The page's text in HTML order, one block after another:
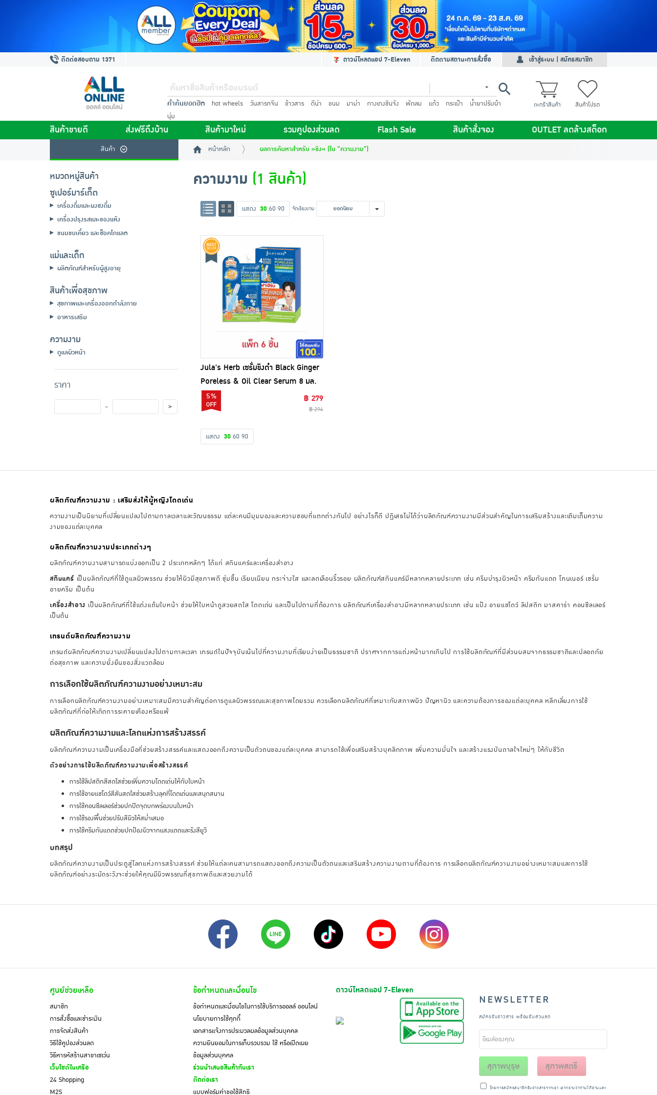
ติดต่อสอบถาม 1371 ดาวน์โหลดแอป 7-Eleven ติดตามสถานะการสั่งซื้อ เข้าสู่ระบบ | สมัครสมาชิก
คำค้นยอดฮิต hot wheels วันสารทจีน ข้าวสาร ดีน่า ขนม มาม่า กางเกงชินจัง พัดลม แก้ว กระเป๋า
น้ำยาปรับผ้า
นุ่ม
ตะกร้าสินค้า สินค้าโปรด
สินค้าขายดี ส่งฟรีถึงบ้าน สินค้ามาใหม่ รวมคูปองส่วนลด Flash Sale สินค้าสั่งจอง OUTLET ลดล้างสต็อก
สินค้า หน้าหลัก ผลการค้นหาสำหรับ »ขิง« (ใน "ความงาม")
หมวดหมู่สินค้า
ซูเปอร์มาร์เก็ต
เครื่องดื่มและผงชงดื่ม
เครื่องปรุงรสและของแห้ง
ขนมขบเคี้ยว และช็อคโกแลต
แม่และเด็ก
ผลิตภัณฑ์สำหรับผู้สูงอายุ
สินค้าเพื่อสุขภาพ
สุขภาพและเครื่องออกกำลังกาย
อาหารเสริม
ความงาม
ดูแลผิวหน้า
ราคา
-
>
ความงาม (1 สินค้า)
แสดง 30 60 90 จัดเรียงตาม ยอดนิยม
Jula's Herb เซรั่มขิงดำ Black Ginger
Poreless & Oil Clear Serum 8 มล.
(แพ็ก 6 ชิ้น)
5% ฿ 279
฿ 294
แสดง 30 60 90
ผลิตภัณฑ์ความงาม : เสริมส่งให้ผู้หญิงโดดเด่น
ความงามเป็นนิยามที่เปลี่ยนแปลงไปตามกาลเวลาและวัฒนธรรม แต่ละคนมีมุมมองและความชอบที่แตกต่างกันไป อย่างไรก็ดี ปฏิเสธไม่ได้ว่าผลิตภัณฑ์ความงามมีส่วนสำคัญในการเสริมสร้างและเติมเต็มความ
งามของแต่ละบุคคล
ผลิตภัณฑ์ความงามประเภทต่างๆ
ผลิตภัณฑ์ความงามสามารถแบ่งออกเป็น 2 ประเภทหลักๆ ได้แก่ สกินแคร์และเครื่องสำอาง
สกินแคร์ เป็นผลิตภัณฑ์ที่ใช้ดูแลผิวพรรณ ช่วยให้ผิวมีสุขภาพดี ชุ่มชื้น เรียบเนียน กระจ่างใส และลดเลือนริ้วรอย ผลิตภัณฑ์สกินแคร์มีหลากหลายประเภท เช่น ครีมบำรุงผิวหน้า ครีมกันแดด โทนเนอร์ เซรั่ม
อายครีม เป็นต้น
เครื่องสำอาง เป็นผลิตภัณฑ์ที่ใช้แต่งแต้มใบหน้า ช่วยให้ใบหน้าดูสวยสดใส โดดเด่น และเป็นไปตามที่ต้องการ ผลิตภัณฑ์เครื่องสำอางมีหลากหลายประเภท เช่น แป้ง อายแชโดว์ ลิปสติก มาสคาร่า คอนซีลเลอร์
เป็นต้น
เทรนด์ผลิตภัณฑ์ความงาม
เทรนด์ผลิตภัณฑ์ความงามเปลี่ยนแปลงไปตามกาลเวลา เทรนด์ในปัจจุบันเน้นไปที่ความงามที่เรียบง่ายเป็นธรรมชาติ ปราศจากการแต่งหน้ามากเกินไป การใช้ผลิตภัณฑ์ที่มีส่วนผสมจากธรรมชาติและปลอดภัย
ต่อสุขภาพ และความยั่งยืนของสิ่งแวดล้อม
การเลือกใช้ผลิตภัณฑ์ความงามอย่างเหมาะสม
การเลือกผลิตภัณฑ์ความงามอย่างเหมาะสมมีความสำคัญต่อการดูแลผิวพรรณและสุขภาพโดยรวม ควรเลือกผลิตภัณฑ์ที่เหมาะกับสภาพผิว ปัญหาผิว และความต้องการของแต่ละบุคคล หลีกเลี่ยงการใช้
ผลิตภัณฑ์ที่ก่อให้เกิดการระคายเคืองหรือแพ้
ผลิตภัณฑ์ความงามและโลกแห่งการสร้างสรรค์
ผลิตภัณฑ์ความงามเป็นเครื่องมือที่ช่วยสร้างสรรค์และแสดงออกถึงความเป็นตัวตนของแต่ละบุคคล สามารถใช้เพื่อเสริมสร้างบุคลิกภาพ เพิ่มความมั่นใจ และสร้างแรงบันดาลใจใหม่ๆ ให้กับชีวิต
ตัวอย่างการใช้ผลิตภัณฑ์ความงามเพื่อสร้างสรรค์
การใช้ลิปสติกสีสดใสช่วยเพิ่มความโดดเด่นให้กับใบหน้า
การใช้อายแชโดว์สีสันสดใสช่วยสร้างลุคที่โดดเด่นและสนุกสนาน
การใช้คอนซีลเลอร์ช่วยปกปิดจุดบกพร่องบนใบหน้า
การใช้รองพื้นช่วยปรับสีผิวให้สม่ำเสมอ
การใช้ครีมกันแดดช่วยปกป้องผิวจากแสงแดดและรังสียูวี
บทสรุป
ผลิตภัณฑ์ความงามเป็นประตูสู่โลกแห่งการสร้างสรรค์ ช่วยให้แต่ละคนสามารถแสดงออกถึงความเป็นตัวตนและเสริมสร้างความงามตามที่ต้องการ การเลือกผลิตภัณฑ์ความงามอย่างเหมาะสมและการใช้
ผลิตภัณฑ์อย่างระมัดระวังจะช่วยให้คุณมีผิวพรรณที่สุขภาพดีและสวยงามได้
ศูนย์ช่วยเหลือ
สมาชิก
การสั่งซื้อและชำระเงิน
การจัดส่งสินค้า
วิธีใช้คูปองส่วนลด
วิธีหารหัสร้านสาขาเซเว่น
เว็บไซต์ในเครือ
24 Shopping
M2S
ข้อกำหนดและเงื่อนไข
ข้อกำหนดและเงื่อนไขในการใช้บริการออลล์ ออนไลน์
นโยบายการใช้คุกกี้
เอกสารแจ้งการประมวลผลข้อมูลส่วนบุคคล
ความยินยอมในการเก็บรวบรวม ใช้ หรือเปิดเผย
ข้อมูลส่วนบุคคล
ร่วมนำเสนอสินค้ากับเรา
ติดต่อเรา
แบบฟอร์มคำขอใช้สิทธิ
ดาวน์โหลดแอป 7-Eleven
NEWSLETTER
สมัครรับข่าวสาร พร้อมรับส่วนลด
สุภาพบุรุษ สุภาพสตรี
โดยการสมัครสมาชิกรับข่าวสารจากเรา เราทราบว่าท่านได้อ่านและ